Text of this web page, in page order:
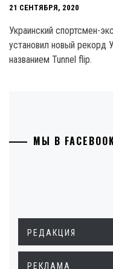
21 СЕНТЯБРЯ, 2020
Украинский спортсмен-
установил новый рекорд
названием Tunnel flip.
МЫ В
РЕДАКЦИЯ
РЕКЛАМА